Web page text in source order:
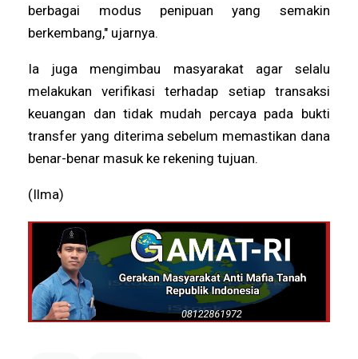
berbagai modus penipuan yang semakin
berkembang," ujarnya.
Ia juga mengimbau masyarakat agar selalu
melakukan verifikasi terhadap setiap transaksi
keuangan dan tidak mudah percaya pada bukti
transfer yang diterima sebelum memastikan dana
benar-benar masuk ke rekening tujuan.
(Ilma)